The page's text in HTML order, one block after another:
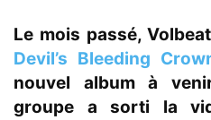
Le mois passé,
Devil’s Bleeding
nouvel album à
groupe a sorti la